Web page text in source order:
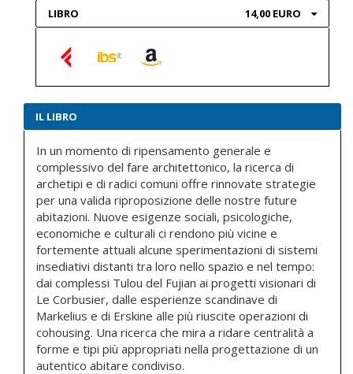
LIBRO 14,00 EURO
IL LIBRO
In un momento di ripensamento generale e
complessivo del fare architettonico, la ricerca di
archetipi e di radici comuni offre rinnovate strategie
per una valida riproposizione delle nostre future
abitazioni. Nuove esigenze sociali, psicologiche,
economiche e culturali ci rendono più vicine e
fortemente attuali alcune sperimentazioni di sistemi
insediativi distanti tra loro nello spazio e nel tempo:
dai complessi Tulou del Fujian ai progetti visionari di
Le Corbusier, dalle esperienze scandinave di
Markelius e di Erskine alle più riuscite operazioni di
cohousing. Una ricerca che mira a ridare centralità a
forme e tipi più appropriati nella progettazione di un
autentico abitare condiviso.